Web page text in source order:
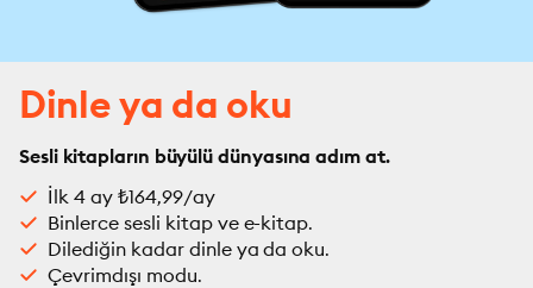
Dinle ya da oku
Sesli kitapların büyülü dünyasına adım at.
İlk 4 ay ₺164,99/ay
Binlerce sesli kitap ve e-kitap.
Dilediğin kadar dinle ya da oku.
Çevrimdışı modu.